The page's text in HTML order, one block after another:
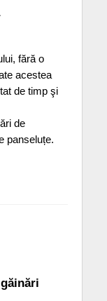
fără o
acestea
de timp şi
de
panseluțe.